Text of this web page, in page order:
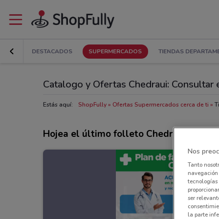
DESTACADOS SUPERMERCADOS TIENDAS
Catalogo y Ofertas Chedraui: Consultar
Estás aquí: ShopFully Ofertas Supermercados cerca de ti
Hojea el último folleto Chedraui
Nos
Tanto
navegación
tecnologías
ser
la parte